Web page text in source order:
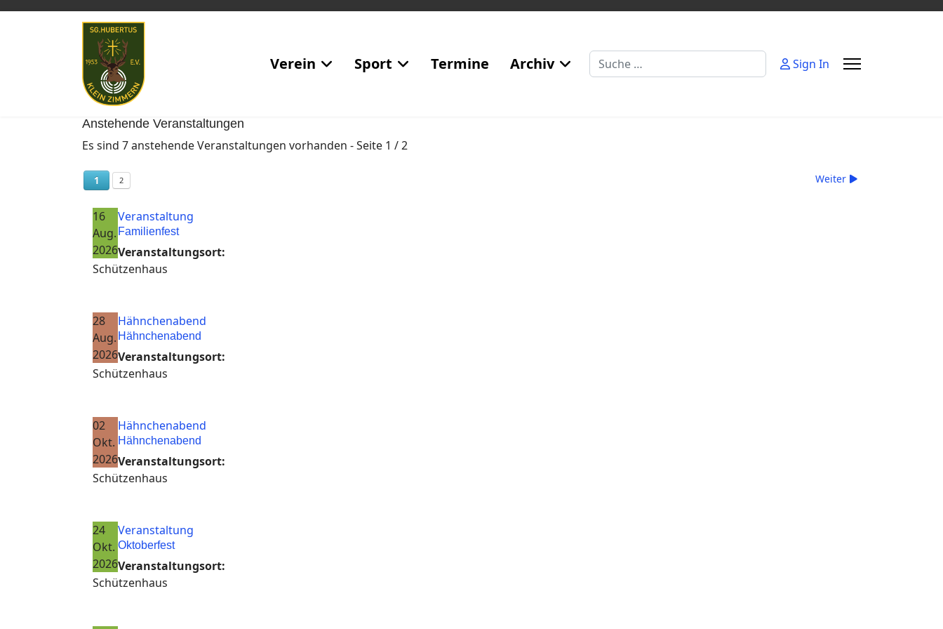
Verein Sport Termine Archiv Suchen Sign In
Anstehende Veranstaltungen
Es sind 7 anstehende Veranstaltungen vorhanden - Seite 1 / 2
1 2 Weiter
16
Aug.
2026
Veranstaltung
Familienfest
Veranstaltungsort:
Schützenhaus
28
Aug.
2026
Hähnchenabend
Hähnchenabend
Veranstaltungsort:
Schützenhaus
02
Okt.
2026
Hähnchenabend
Hähnchenabend
Veranstaltungsort:
Schützenhaus
24
Okt.
2026
Veranstaltung
Oktoberfest
Veranstaltungsort:
Schützenhaus